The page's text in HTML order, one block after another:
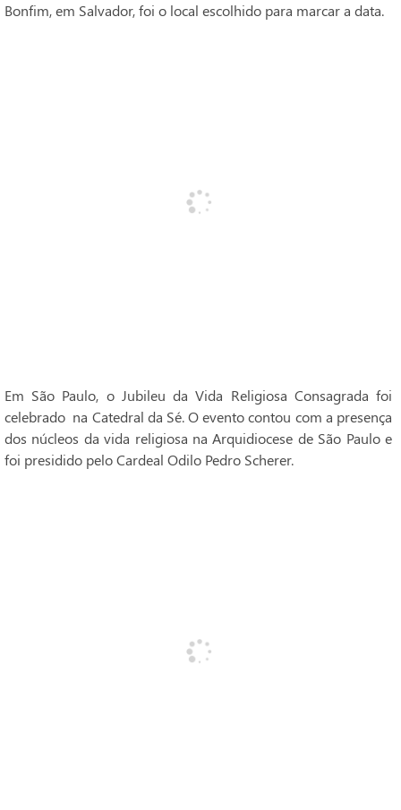
Bonfim, em Salvador, foi o local escolhido para marcar a data.
Em São Paulo, o Jubileu da Vida Religiosa Consagrada foi
celebrado na Catedral da Sé. O evento contou com a presença
dos núcleos da vida religiosa na Arquidiocese de São Paulo e
foi presidido pelo Cardeal Odilo Pedro Scherer.